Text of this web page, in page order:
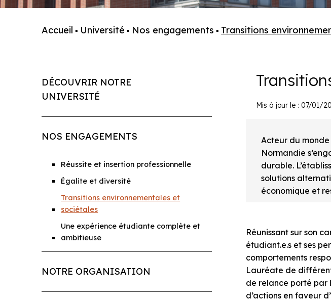
Accueil ▪ Université ▪ Nos engagements ▪ Transitions
DÉCOUVRIR NOTRE
UNIVERSITÉ
NOS ENGAGEMENTS
Réussite et insertion professionnelle
Égalite et diversité
Transitions environnementales et
sociétales
Une expérience étudiante complète et
ambitieuse
NOTRE ORGANISATION
Mis à jour le : 07/01/
Acteur du
Normandie
durable.
solutions
économique et
Réunissant sur son
étudiant.e.s et ses
comportements
Lauréate de
de relance porté par
d’actions en faveur